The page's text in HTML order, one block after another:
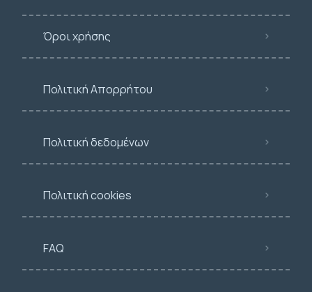
Όροι χρήσης
Πολιτική Απορρήτου
Πολιτική δεδομένων
Πολιτική cookies
FAQ